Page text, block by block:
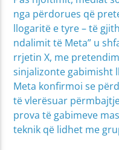
nga përdorues që
llogaritë e tyre – të
ndalimit të Meta” u
rrjetin X, me
sinjalizonte gabimisht
Meta konfirmoi se
të vlerësuar
prova të gabimeve
teknik që lidhet me